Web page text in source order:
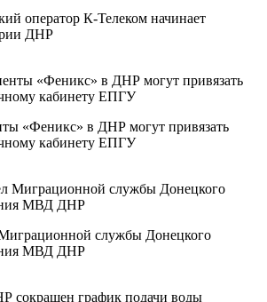
оператор К-Телеком начинает
ДНР
«Феникс» в ДНР могут привязать
кабинету ЕПГУ
службы Донецкого
МВД ДНР